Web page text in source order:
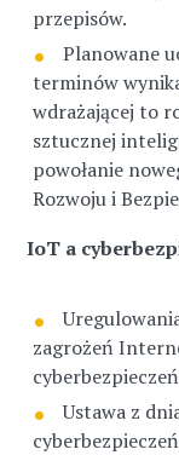
przepisów.
Planowane
terminów
wdrażającej to
sztucznej
powołanie
Rozwoju i
IoT a
zagrożeń
Ustawa z